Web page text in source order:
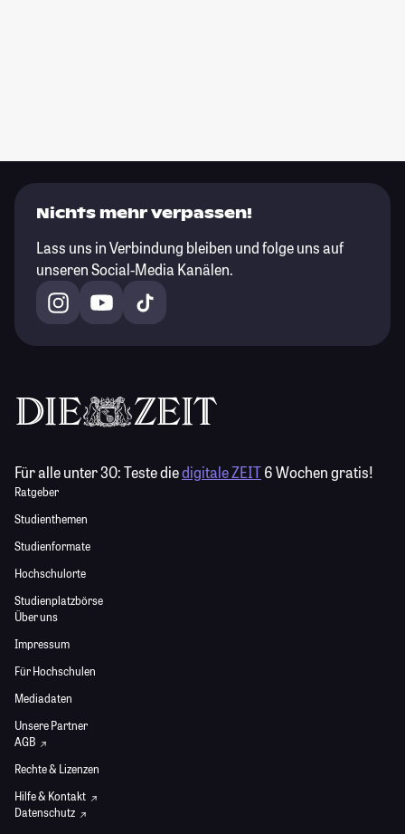
Nichts mehr verpassen!
Lass uns in Verbindung bleiben und folge uns auf
unseren Social-Media Kanälen.
Für alle unter 30:Teste diedigitale ZEIT6 Wochen gratis!
Ratgeber
Studienthemen
Studienformate
Hochschulorte
Studienplatzbörse
Über uns
Impressum
Für Hochschulen
Mediadaten
Unsere Partner
AGB
Rechte & Lizenzen
Hilfe & Kontakt
Datenschutz